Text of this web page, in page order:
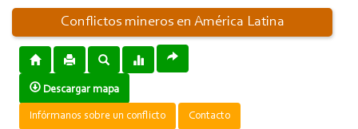
Conflictos mineros en América Latina
Descargar mapa
Infórmanos sobre un conflicto Contacto